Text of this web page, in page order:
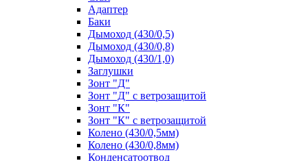
Адаптер
Баки
Дымоход (430/0,5)
Дымоход (430/0,8)
Дымоход (430/1,0)
Заглушки
Зонт "Д"
Зонт "Д" с ветрозащитой
Зонт "К"
Зонт "К" с ветрозащитой
Колено (430/0,5мм)
Колено (430/0,8мм)
Конденсатоотвод